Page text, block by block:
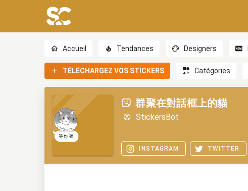
Accueil Tendances Designers
TÉLÉCHARGEZ VOS STICKERS Catégories
群聚在對話框上的貓
StickersBot
INSTAGRAM TWITTER